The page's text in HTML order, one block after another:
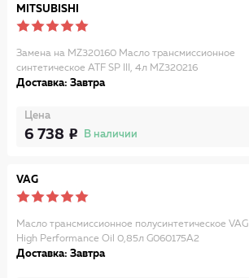
MITSUBISHI
Замена на MZ320160 Масло трансмиссионное
синтетическое ATF SP III, 4л MZ320216
Доставка: Завтра
Цена
6 738 В наличии
VAG
Масло трансмиссионное полусинтетическое VAG
High Performance Oil 0,85л G060175A2
Доставка: Завтра